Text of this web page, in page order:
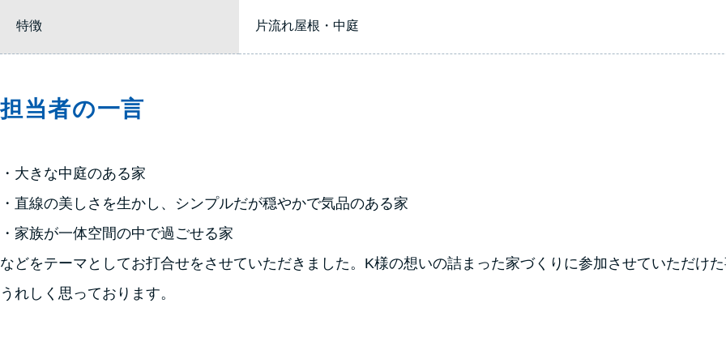
特徴 片流れ屋根・中庭
担当者の一言
・大きな中庭のある家
・直線の美しさを生かし、シンプルだが穏やかで気品のある家
・家族が一体空間の中で過ごせる家
などをテーマとしてお打合せをさせていただきました。K様の想いの詰まった家づくりに参加させていただけ
うれしく思っております。